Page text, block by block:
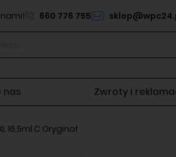
660 776 755
nas Zwroty i
16,5ml C Oryginał